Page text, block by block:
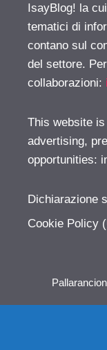
IsayBlog! la
tematici di
contano sul
del settore.
collaborazioni:
This website
advertising,
opportunities:
Dichiarazione
Cookie Policy